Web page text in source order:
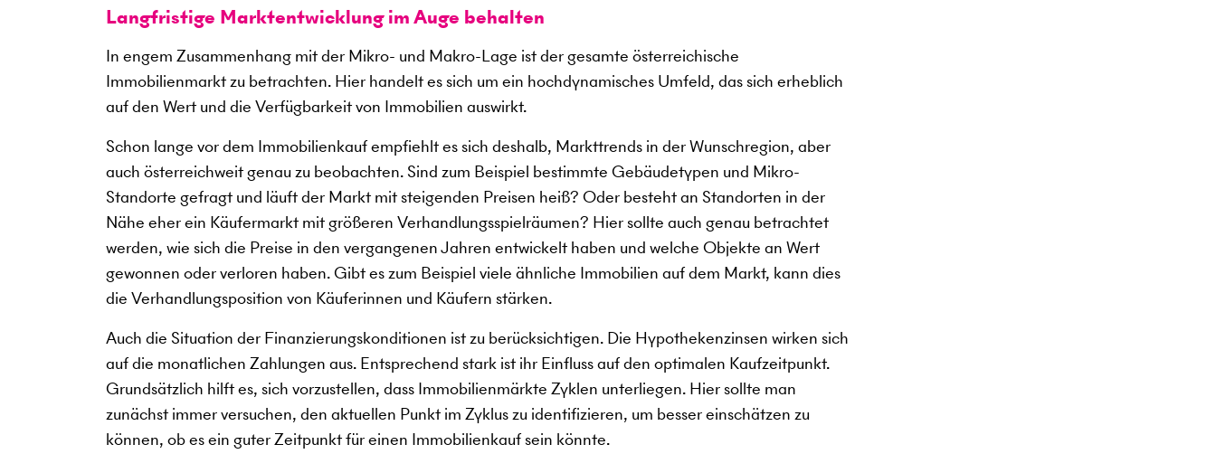
Langfristige Marktentwicklung im Auge behalten
In engem Zusammenhang mit der Mikro- und Makro-Lage ist der gesamte österreichische
Immobilienmarkt zu betrachten. Hier handelt es sich um ein hochdynamisches Umfeld, das sich erheblich
auf den Wert und die Verfügbarkeit von Immobilien auswirkt.
Schon lange vor dem Immobilienkauf empfiehlt es sich deshalb, Markttrends in der Wunschregion, aber
auch österreichweit genau zu beobachten. Sind zum Beispiel bestimmte Gebäudetypen und Mikro-
Standorte gefragt und läuft der Markt mit steigenden Preisen heiß? Oder besteht an Standorten in der
Nähe eher ein Käufermarkt mit größeren Verhandlungsspielräumen? Hier sollte auch genau betrachtet
werden, wie sich die Preise in den vergangenen Jahren entwickelt haben und welche Objekte an Wert
gewonnen oder verloren haben. Gibt es zum Beispiel viele ähnliche Immobilien auf dem Markt, kann dies
die Verhandlungsposition von Käuferinnen und Käufern stärken.
Auch die Situation der Finanzierungskonditionen ist zu berücksichtigen. Die Hypothekenzinsen wirken sich
auf die monatlichen Zahlungen aus. Entsprechend stark ist ihr Einfluss auf den optimalen Kaufzeitpunkt.
Grundsätzlich hilft es, sich vorzustellen, dass Immobilienmärkte Zyklen unterliegen. Hier sollte man
zunächst immer versuchen, den aktuellen Punkt im Zyklus zu identifizieren, um besser einschätzen zu
können, ob es ein guter Zeitpunkt für einen Immobilienkauf sein könnte.